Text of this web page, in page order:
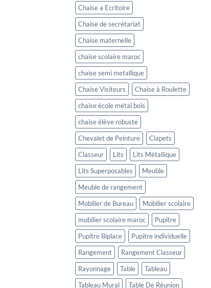
Chaise a Ecritoire
Chaise de secrétariat
Chaise maternelle
chaise scolaire maroc
chaise semi metallique
Chaise Visiteurs
Chaise à Roulette
chaise école métal bois
chaise élève robuste
Chevalet de Peinture
Clapets
Classeur
Lits
Lits Métallique
Lits Superposables
Meuble
Meuble de rangement
Mobilier de Bureau
Mobilier scolaire
mobilier scolaire maroc
Pupitre
Pupitre Biplace
Pupitre individuelle
Rangement
Rangement Classeur
Rayonnage
Table
Tableau
Tableau Mural
Table De Réunion